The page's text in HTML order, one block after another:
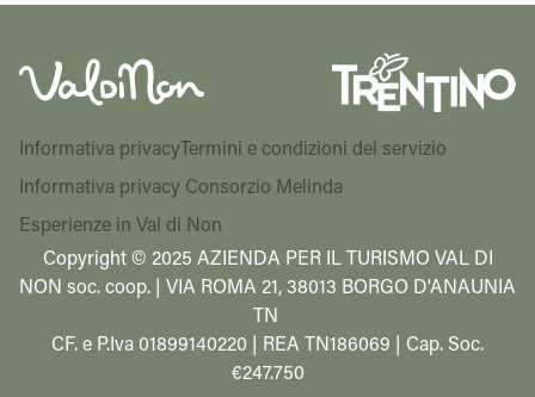
Informativa privacy Termini e condizioni del servizio
Informativa privacy Consorzio Melinda
Esperienze in Val di Non
Copyright © 2025 AZIENDA PER IL TURISMO VAL DI
NON soc. coop. | VIA ROMA 21, 38013 BORGO D'ANAUNIA
TN
CF. e P.Iva 01899140220 | REA TN186069 | Cap. Soc.
€247.750